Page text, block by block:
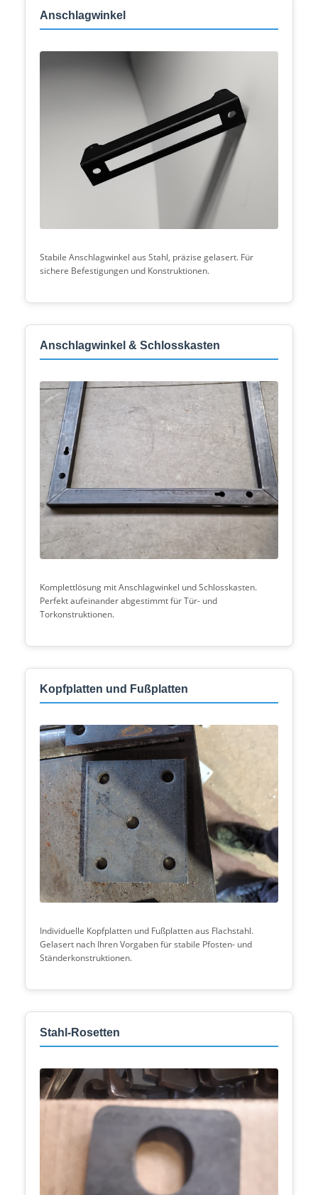
Anschlagwinkel
Stabile Anschlagwinkel aus Stahl, präzise gelasert. Für
sichere Befestigungen und Konstruktionen.
Anschlagwinkel & Schlosskasten
Komplettlösung mit Anschlagwinkel und Schlosskasten.
Perfekt aufeinander abgestimmt für Tür- und
Torkonstruktionen.
Kopfplatten und Fußplatten
Individuelle Kopfplatten und Fußplatten aus Flachstahl.
Gelasert nach Ihren Vorgaben für stabile Pfosten- und
Ständerkonstruktionen.
Stahl-Rosetten